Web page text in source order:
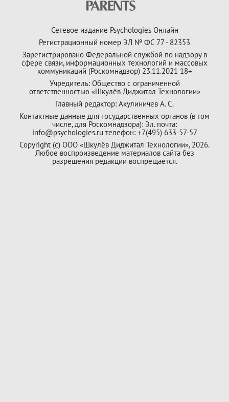
Сетевое издание Psychologies Онлайн
Регистрационный номер ЭЛ № ФС 77 - 82353
Зарегистрировано Федеральной службой по надзору в
сфере связи, информационных технологий и массовых
коммуникаций (Роскомнадзор) 23.11.2021 18+
Учредитель: Общество с ограниченной
ответственностью «Шкулёв Диджитал Технологии»
Главный редактор: Акулиничев А. С.
Контактные данные для государственных органов (в том
числе, для Роскомнадзора): Эл. почта:
info@psychologies.ru телефон: +7(495) 633-57-57
Copyright (с) ООО «Шкулёв Диджитал Технологии», 2026.
Любое воспроизведение материалов сайта без
разрешения редакции воспрещается.